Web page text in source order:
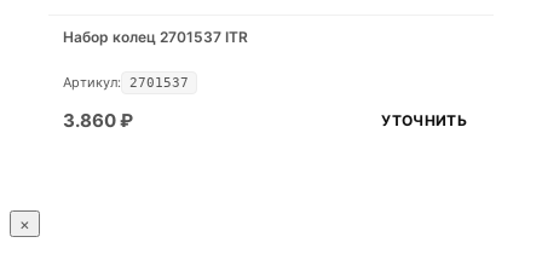
Набор колец 2701537 ITR
Артикул: 2701537
3.860₽ УТОЧНИТЬ
×